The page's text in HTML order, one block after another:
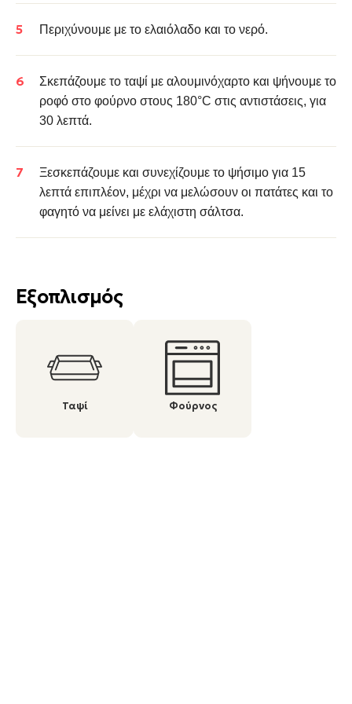
Εξοπλισμός
Ταψί Φούρνος
Περιχύνουμε με το ελαιόλαδο και το νερό.
Σκεπάζουμε το ταψί με αλουμινόχαρτο και ψήνουμε το
ροφό στο φούρνο στους 180°C στις αντιστάσεις, για
30 λεπτά.
Ξεσκεπάζουμε και συνεχίζουμε το ψήσιμο για 15
λεπτά επιπλέον, μέχρι να μελώσουν οι πατάτες και το
φαγητό να μείνει με ελάχιστη σάλτσα.